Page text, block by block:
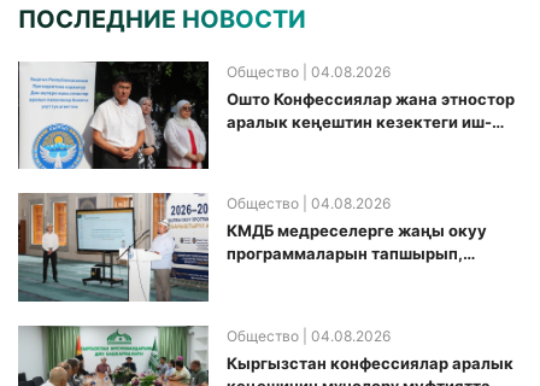
ПОСЛЕДНИЕ НОВОСТИ
Общество | 04.08.2026
Ошто Конфессиялар жана этностор
аралык кеңештин кезектеги иш-
Общество | 04.08.2026
КМДБ медреселерге жаңы окуу
программаларын тапшырып,
Общество | 04.08.2026
Кыргызстан конфессиялар аралык